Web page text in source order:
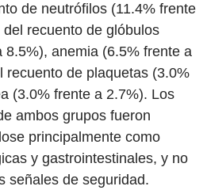
de neutrófilos (11.4% frente
recuento de glóbulos
8.5%), anemia (6.5% frente a
recuento de plaquetas (3.0%
(3.0% frente a 2.7%). Los
ambos grupos fueron
principalmente como
y gastrointestinales, y no
señales de seguridad.